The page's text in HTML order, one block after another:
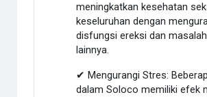
meningkatkan kesehatan
keseluruhan dengan
disfungsi ereksi dan
lainnya.
✔ Mengurangi Stres:
dalam Soloco memiliki efek